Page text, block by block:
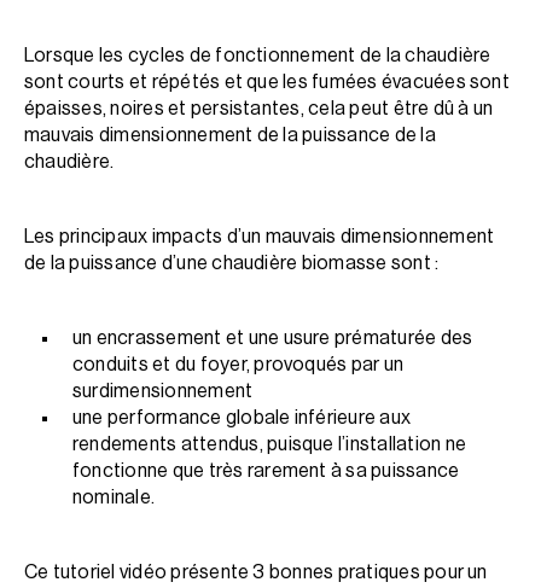
Lorsque les cycles de fonctionnement de la chaudière
sont courts et répétés et que les fumées évacuées sont
épaisses, noires et persistantes, cela peut être dû à un
mauvais dimensionnement de la puissance de la
chaudière.
Les principaux impacts d’un mauvais dimensionnement
de la puissance d’une chaudière biomasse sont :
un encrassement et une usure prématurée des
conduits et du foyer, provoqués par un
surdimensionnement
une performance globale inférieure aux
rendements attendus, puisque l’installation ne
fonctionne que très rarement à sa puissance
nominale.
Ce tutoriel vidéo présente 3 bonnes pratiques pour un